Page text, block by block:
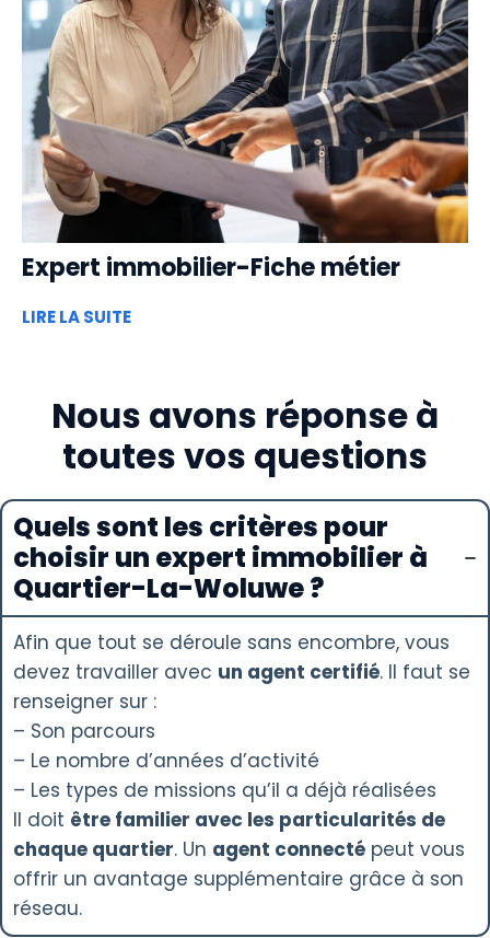
Expert immobilier-Fiche métier
LIRE LA SUITE
Nous avons réponse à
toutes vos questions
Quels sont les critères pour
choisir un expert immobilier à
Quartier-La-Woluwe ?
Afin que tout se déroule sans encombre, vous
devez travailler avec un agent certifié. Il faut se
renseigner sur :
– Son parcours
– Le nombre d’années d’activité
– Les types de missions qu’il a déjà réalisées
Il doit être familier avec les particularités de
chaque quartier. Un agent connecté peut vous
offrir un avantage supplémentaire grâce à son
réseau.